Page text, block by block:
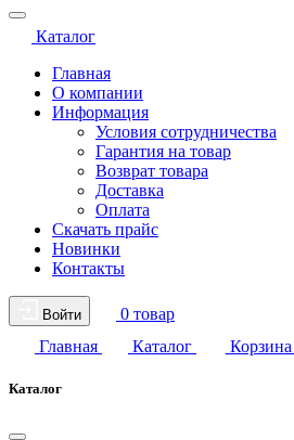
Каталог
Главная
О компании
Информация
Условия сотрудничества
Гарантия на товар
Возврат товара
Доставка
Оплата
Скачать прайс
Новинки
Контакты
Войти
0 товар
Главная
Каталог Корзина
Каталог